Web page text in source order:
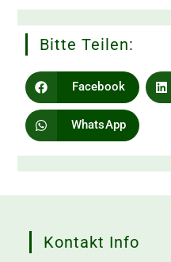
Bitte Teilen:
Facebook
WhatsApp
Kontakt Info